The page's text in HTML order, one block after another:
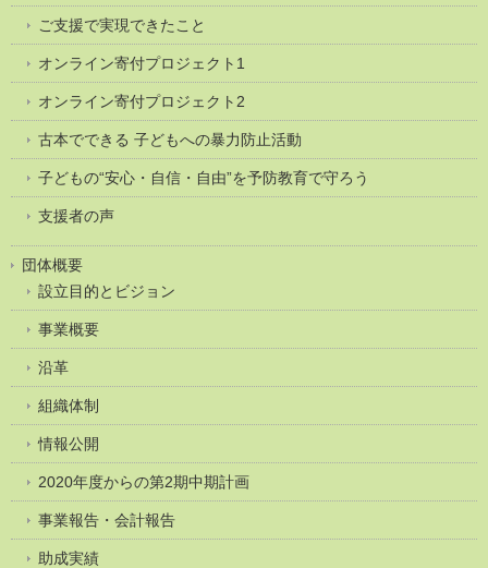
ご支援で実現できたこと
オンライン寄付プロジェクト1
オンライン寄付プロジェクト2
古本でできる 子どもへの暴力防止活動
子どもの“安心・自信・自由”を予防教育で守ろう
支援者の声
団体概要
設立目的とビジョン
事業概要
沿革
組織体制
情報公開
2020年度からの第2期中期計画
事業報告・会計報告
助成実績